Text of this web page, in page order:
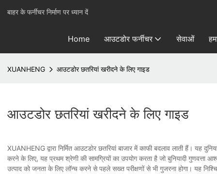
बाहर के फर्नीचर निर्माण पर ध्यान दें
Home आउटडोर फर्नीचर सेवाओं
XUANHENG आउटडोर छतरियां खरीदने के लिए गाइड
आउटडोर छतरियां खरीदने के लिए गाइड
XUANHENG द्वारा निर्मित आउटडोर छतरियां बाजार में काफी बदलाव लाती हैं। यह
करने के लिए, यह प्रथम श्रेणी की सामग्रियों का उपयोग करता है जो बुनियादी गुणवत्ता
उत्पाद को जनता के लिए लॉन्च करने से पहले सख्त परीक्षणों से भी गुजरना होगा। यह